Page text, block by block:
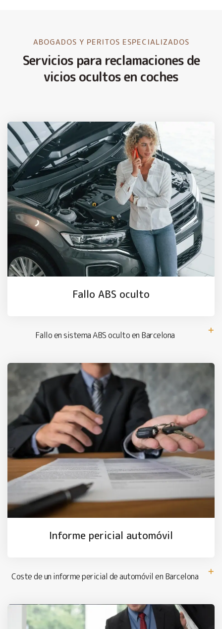
ABOGADOS Y PERITOS ESPECIALIZADOS
Servicios para reclamaciones de
vicios ocultos en coches
Fallo ABS oculto
Fallo en sistema ABS oculto en Barcelona
Informe pericial automóvil
Coste de un informe pericial de automóvil en Barcelona